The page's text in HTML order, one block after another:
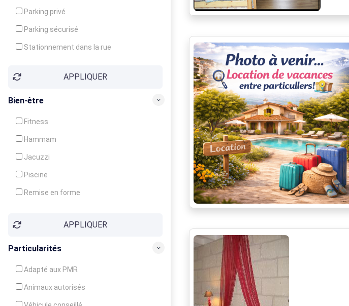
Parking privé
Parking sécurisé
Stationnement dans la rue
APPLIQUER
Bien-être
Fitness
Hammam
Jacuzzi
Piscine
Remise en forme
Soins du corpsAPPLIQUER
Particularités
Adapté aux PMR
Animaux autorisés